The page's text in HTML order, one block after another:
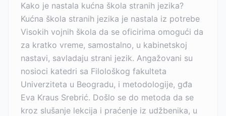
Kako je nastala kućna škola stranih jezika?
Kućna škola stranih jezika je nastala iz potrebe
Visokih vojnih škola da se oficirima omogući da
za kratko vreme, samostalno, u kabinetskoj
nastavi, savladaju strani jezik. Angažovani su
nosioci katedri sa Filološkog fakulteta
Univerziteta u Beogradu, i metodologije, gđa
Eva Kraus Srebrić. Došlo se do metoda da se
kroz slušanje lekcija i praćenje iz udžbenika, u